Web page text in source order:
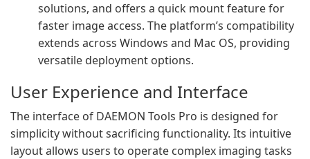
solutions, and offers a quick mount feature for
faster image access. The platform’s compatibility
extends across Windows and Mac OS, providing
versatile deployment options.
User Experience and Interface
The interface of DAEMON Tools Pro is designed for
simplicity without sacrificing functionality. Its intuitive
layout allows users to operate complex imaging tasks